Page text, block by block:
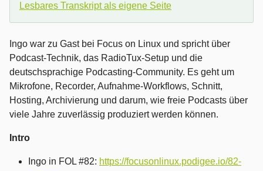
Lesbares Transkript als eigene Seite
Ingo war zu Gast bei Focus on Linux und spricht über
Podcast-Technik, das RadioTux-Setup und die
deutschsprachige Podcasting-Community. Es geht um
Mikrofone, Recorder, Aufnahme-Workflows, Schnitt,
Hosting, Archivierung und darum, wie freie Podcasts über
viele Jahre zuverlässig produziert werden können.
Intro
Ingo in FOL #82: https://focusonlinux.podigee.io/82-